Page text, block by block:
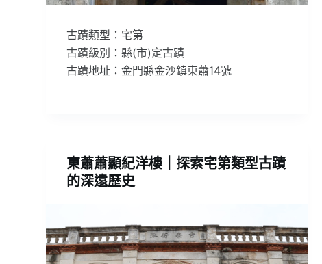
古蹟類型：宅第
古蹟級別：縣(市)定古蹟
古蹟地址：金門縣金沙鎮東蕭14號
東蕭蕭顯紀洋樓｜探索宅第類型古蹟
的深遠歷史